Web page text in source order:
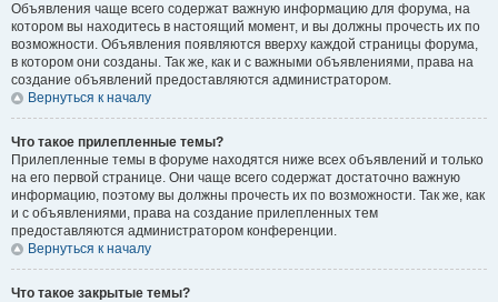
Объявления чаще всего содержат важную информацию для форума, на
котором вы находитесь в настоящий момент, и вы должны прочесть их по
возможности. Объявления появляются вверху каждой страницы форума,
в котором они созданы. Так же, как и с важными объявлениями, права на
создание объявлений предоставляются администратором.
Вернуться к началу
Что такое прилепленные темы?
Прилепленные темы в форуме находятся ниже всех объявлений и только
на его первой странице. Они чаще всего содержат достаточно важную
информацию, поэтому вы должны прочесть их по возможности. Так же, как
и с объявлениями, права на создание прилепленных тем
предоставляются администратором конференции.
Вернуться к началу
Что такое закрытые темы?